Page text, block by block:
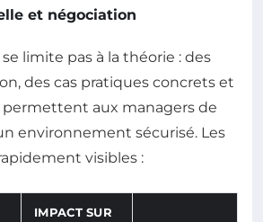
et négociation
limite pas à la théorie : des
des cas pratiques concrets et
aux managers de
environnement sécurisé. Les
visibles :
IMPACT SUR